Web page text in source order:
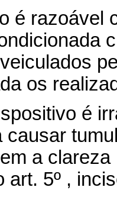
é razoável
os
é
causar
a
art. 5º ,